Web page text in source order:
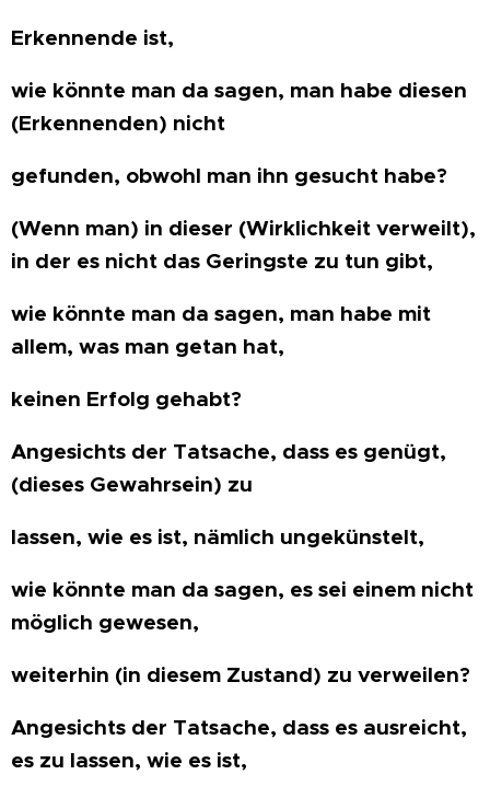
Erkennende ist,
wie könnte man da sagen, man habe diesen
(Erkennenden) nicht
gefunden, obwohl man ihn gesucht habe?
(Wenn man) in dieser (Wirklichkeit verweilt),
in der es nicht das Geringste zu tun gibt,
wie könnte man da sagen, man habe mit
allem, was man getan hat,
keinen Erfolg gehabt?
Angesichts der Tatsache, dass es genügt,
(dieses Gewahrsein) zu
lassen, wie es ist, nämlich ungekünstelt,
wie könnte man da sagen, es sei einem nicht
möglich gewesen,
weiterhin (in diesem Zustand) zu verweilen?
Angesichts der Tatsache, dass es ausreicht,
es zu lassen, wie es ist,